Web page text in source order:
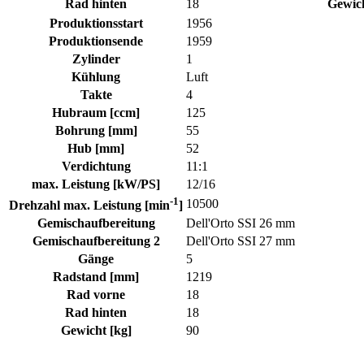
Rad hinten
18
Produktionsstart
1956
Produktionsende
1959
Zylinder
1
Kühlung
Luft
Takte
4
Hubraum [ccm]
125
Bohrung [mm]
55
Hub [mm]
52
Verdichtung
11:1
max. Leistung [kW/PS]
12/16
Drehzahl max. Leistung [min-1] 10500
Gemischaufbereitung
Dell'Orto SSI 26 mm
Gemischaufbereitung 2
Dell'Orto SSI 27 mm
Gänge
5
Radstand [mm]
1219
Rad vorne
18
Rad hinten
18
Gewicht [kg]
90